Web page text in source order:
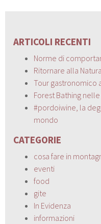
ARTICOLI RECENTI
Norme di
Ritornare alla
Tour gastronomico
Forest Bathing
#pordoiwine, la
mondo
CATEGORIE
cosa fare in
eventi
food
gite
In Evidenza
informazioni